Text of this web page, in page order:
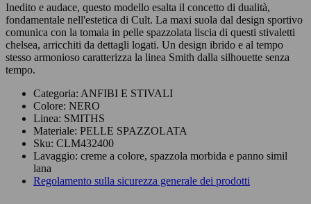
Inedito e audace, questo modello esalta il concetto di dualità,
fondamentale nell'estetica di Cult. La maxi suola dal design sportivo
comunica con la tomaia in pelle spazzolata liscia di questi stivaletti
chelsea, arricchiti da dettagli logati. Un design ibrido e al tempo
stesso armonioso caratterizza la linea Smith dalla silhouette senza
tempo.
Categoria: ANFIBI E STIVALI
Colore: NERO
Linea: SMITHS
Materiale: PELLE SPAZZOLATA
Sku: CLM432400
Lavaggio: creme a colore, spazzola morbida e panno simil
lana
Regolamento sulla sicurezza generale dei prodotti